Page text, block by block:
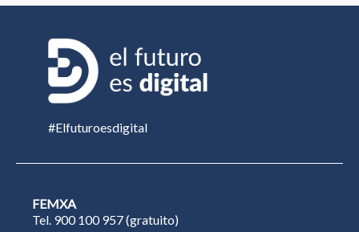
#Elfuturoesdigital
FEMXA
Tel. 900 100 957 (gratuito)